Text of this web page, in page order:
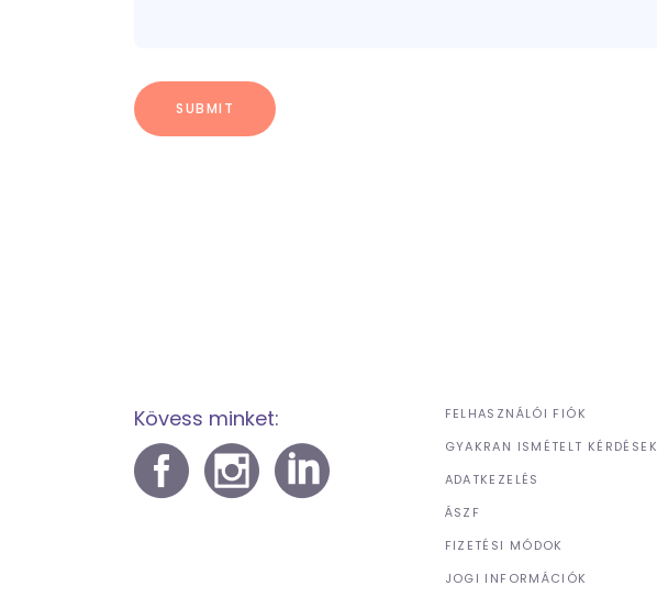
Kövess minket:
FELHASZNÁLÓI FIÓK
GYAKRAN ISMÉTELT KÉRDÉSEK
ADATKEZELÉS
ÁSZF
FIZETÉSI MÓDOK
JOGI INFORMÁCIÓK